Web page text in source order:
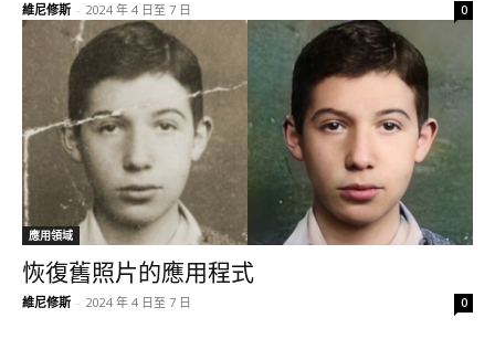
維尼修斯 - 2024 年 4 日至 7 日 0
應用領域
恢復舊照片的應用程式
維尼修斯 - 2024 年 4 日至 7 日 0